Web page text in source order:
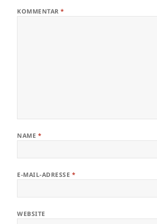
KOMMENTAR*
NAME *
E-MAIL-ADRESSE *
WEBSITE